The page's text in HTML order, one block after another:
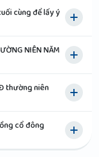
cùng để lấy ý
NIÊN NĂM
thường niên
cổ đông